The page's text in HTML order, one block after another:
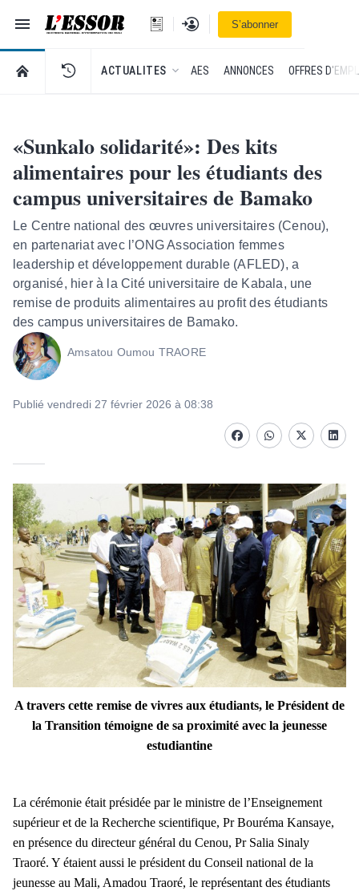
Navigation
L'Essor - retour à la une
Se connecterS’abonner
RETOUR À LA PAGE D’ACCUEIL DE L'ESSOR
ACTUALITES AES ANNONCES OFFRES
«Sunkalo solidarité»: Des kits
alimentaires pour les étudiants des
campus universitaires de Bamako
Le Centre national des œuvres universitaires (Cenou),
en partenariat avec l’ONG Association femmes
leadership et développement durable (AFLED), a
organisé, hier à la Cité universitaire de Kabala, une
remise de produits alimentaires au profit des étudiants
des campus universitaires de Bamako.
Amsatou Oumou TRAORE
Publié vendredi 27 février 2026 à 08:38
FacebookwhatsappTwitter
A travers cette remise de vivres aux étudiants, le Président de
la Transition témoigne de sa proximité avec la jeunesse
estudiantine
La cérémonie était présidée par le ministre de l’Enseignement
supérieur et de la Recherche scientifique, Pr Bouréma Kansaye,
en présence du directeur général du Cenou, Pr Salia Sinaly
Traoré. Y étaient aussi le président du Conseil national de la
jeunesse au Mali, Amadou Traoré, le représentant des étudiants